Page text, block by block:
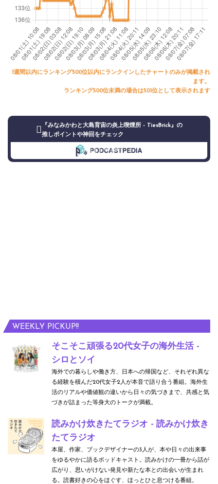
WEEKLY PICKUP!!
そこそこ頑張る20代女子の海外生活 -
シロとソイ
海外での暮らしや働き方、日本への帰国など、それぞれ異な
る経験を積んだ20代女子2人が本音で語り合う番組。海外生
活のリアルや価値観の違いから日々の気づきまで、共感と気
づきが詰まった等身大のトークが満載。
読みかけ炊きたてラジオ - 読みかけ炊き
たてラジオ
本屋、作家、ブックデザイナーの3人が、本や日々の出来事
をゆるやかに語るポッドキャスト。読みかけの一冊から話が
広がり、思いがけない発見や新たな本との出会いが生まれ
る。読書好きの心をほぐす、ほっとひと息つける番組。
1週間以内にランキング500位以内にランクインしたチャートのみが掲載され
ます。
ランキング500位未満の場合は501位として表示されます
『みなみかわと大島育宙の炎上喫煙所 - TiesBrick』の
推しポイントや神回をチェック